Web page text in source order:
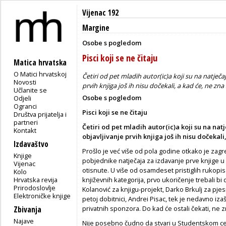
Matica hrvatska
O Matici hrvatskoj
Novosti
Učlanite se
Odjeli
Ogranci
Društva prijatelja i
partneri
Kontakt
Izdavaštvo
Knjige
Vijenac
Kolo
Hrvatska revija
Prirodoslovlje
Elektroničke knjige
Zbivanja
Najave
Vijenac 192
Margine
Osobe s pogledom
Pisci koji se ne čitaju
Četiri od pet mladih autor(ic)a koji su na
prvih knjiga još ih nisu dočekali, a kad će, ne zna
Osobe s pogledom
Pisci koji se ne čitaju
Četiri od pet mladih autor(ic)a koji su na
objavljivanje prvih knjiga još ih nisu dočekali,
Prošlo je već više od pola godine otkako je
pobjednike natječaja za izdavanje prve knjige u
otisnute. U više od osamdeset pristiglih
književnih kategorija, prvo ukoričenje trebali bi
Kolanović za knjigu-projekt, Darko Brkulj za
petoj dobitnici, Andrei Pisac, tek je nedavno
privatnih sponzora. Do kad će ostali čekati, ne
Nije posebno čudno da stvari u Studentskom